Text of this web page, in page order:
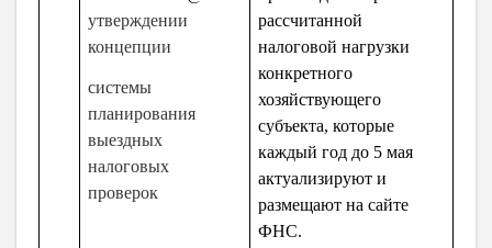
утверждении
концепции
системы
планирования
выездных
налоговых
проверок
рассчитанной
налоговой нагрузки
конкретного
хозяйствующего
субъекта, которые
каждый год до 5 мая
актуализируют и
размещают на сайте
ФНС.